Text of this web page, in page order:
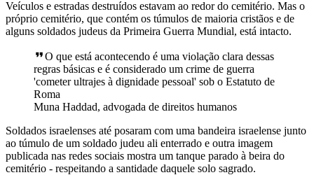
Veículos e estradas destruídos estavam ao redor do cemitério. Mas o
próprio cemitério, que contém os túmulos de maioria cristãos e de
alguns soldados judeus da Primeira Guerra Mundial, está intacto.
O que está acontecendo é uma violação clara dessas
regras básicas e é considerado um crime de guerra
'cometer ultrajes à dignidade pessoal' sob o Estatuto de
Roma
Muna Haddad, advogada de direitos humanos
Soldados israelenses até posaram com uma bandeira israelense junto
ao túmulo de um soldado judeu ali enterrado e outra imagem
publicada nas redes sociais mostra um tanque parado à beira do
cemitério - respeitando a santidade daquele solo sagrado.